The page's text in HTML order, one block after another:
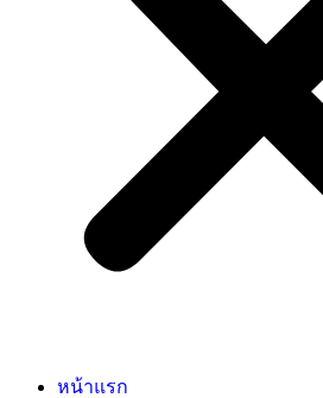
หน้าแรก